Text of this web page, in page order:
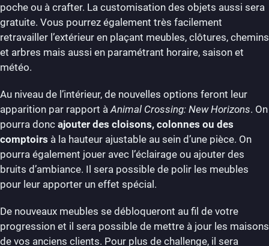
poche ou à crafter. La customisation des objets aussi sera
gratuite. Vous pourrez également très facilement
retravailler l’extérieur en plaçant meubles, clôtures, chemins
et arbres mais aussi en paramétrant horaire, saison et
météo.
Au niveau de l’intérieur, de nouvelles options feront leur
apparition par rapport à Animal Crossing: New Horizons. On
pourra donc ajouter des cloisons, colonnes ou des
comptoirs à la hauteur ajustable au sein d’une pièce. On
pourra également jouer avec l’éclairage ou ajouter des
bruits d’ambiance. Il sera possible de polir les meubles
pour leur apporter un effet spécial.
De nouveaux meubles se débloqueront au fil de votre
progression et il sera possible de mettre à jour les maisons
de vos anciens clients. Pour plus de challenge, il sera